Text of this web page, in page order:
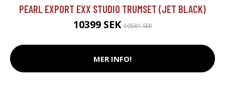
PEARL EXPORT EXX STUDIO TRUMSET (JET BLACK)
10399 SEK10581 SEK
MER INFO!